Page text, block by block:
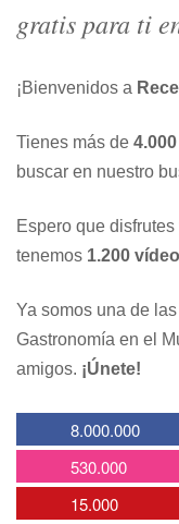
gratis para ti
¡Bienvenidos a
Tienes más de
buscar en nuestro
Espero que
tenemos 1.200
Ya somos una de las
Gastronomía en el
amigos. ¡Únete!
8.000.000
530.000
15.000